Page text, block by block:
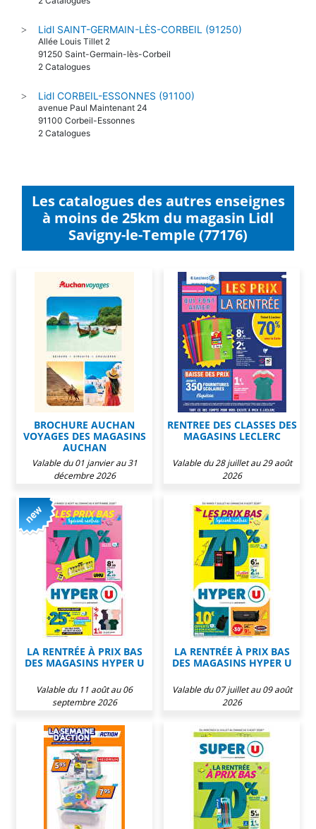
> Lidl SAINT-GERMAIN-LÈS-CORBEIL (91250)
Allée Louis Tillet 2
91250 Saint-Germain-lès-Corbeil
2 Catalogues
> Lidl CORBEIL-ESSONNES (91100)
avenue Paul Maintenant 24
91100 Corbeil-Essonnes
2 Catalogues
Les catalogues des autres enseignes
à moins de 25km du magasin Lidl
Savigny-le-Temple (77176)
BROCHURE AUCHAN
VOYAGES DES MAGASINS
AUCHAN
Valable du 01 janvier au 31
décembre 2026
RENTREE DES CLASSES DES
MAGASINS LECLERC
Valable du 28 juillet au 29 août
2026
LA RENTRÉE À PRIX BAS
DES MAGASINS HYPER U
Valable du 11 août au 06
septembre 2026
LA RENTRÉE À PRIX BAS
DES MAGASINS HYPER U
Valable du 07 juillet au 09 août
2026